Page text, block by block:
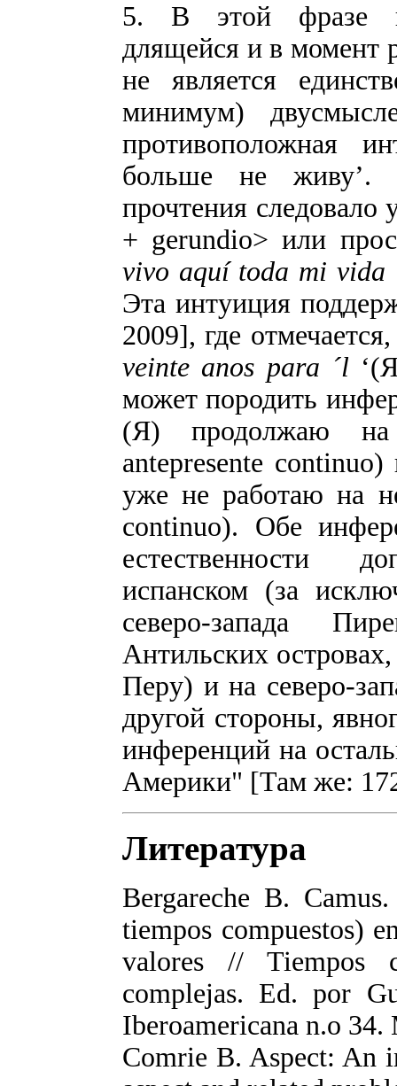
5. В этой фразе
длящейся и в момент
не является
минимум)
противоположная
больше не живу’.
прочтения следовало
+ gerundio> или
vivo aquí toda mi vida
Эта интуиция
2009], где
veinte anos para ´l
может породить
(Я) продолжаю на
antepresente
уже не работаю на
continuo). Обе
естественности
испанском (за
северо-запада
Антильских
Перу) и на северо-
другой стороны,
инференций на
Америки" [Там же:
Литература
Bergareche B.
tiempos compuestos)
valores // Tiempos
complejas. Ed. por
Iberoamericana n.o
Comrie B. Aspect: An